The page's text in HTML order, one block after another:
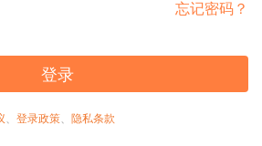
忘记密码？
登录
、 登录政策、 隐私条款